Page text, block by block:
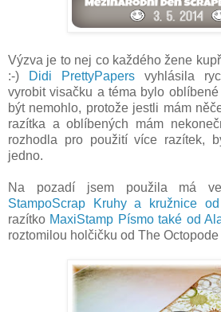
Výzva je to nej co každého žene
:-)
Didi PrettyPapers vyhlásila
vyrobit visačku a téma bylo
být nemohlo, protože jestli mám
razítka a oblíbených mám
rozhodla pro použití více razítek,
jedno.
Na pozadí jsem použila má
StampoScrap Kruhy a kružnice
razítko MaxiStamp Písmo také od
roztomilou holčičku od The Octopode